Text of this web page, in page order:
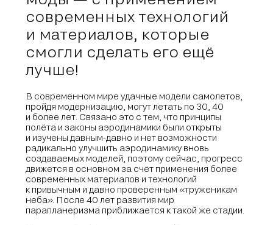
современных технологий
и материалов, которые
смогли сделать его ещё
лучше!
В современном мире удачные модели самолетов,
пройдя модернизацию, могут летать по 30, 40
и более лет. Связано это с тем, что принципы
полёта и законы аэродинамики были открыты
и изучены давным-давно и нет возможности
радикально улучшить аэродинамику вновь
создаваемых моделей, поэтому сейчас, прогресс
движется в основном за счёт применения более
современных материалов и технологий
к привычным и давно проверенным «труженикам
неба». После 40 лет развития мир
парапланеризма приближается к такой же стадии.